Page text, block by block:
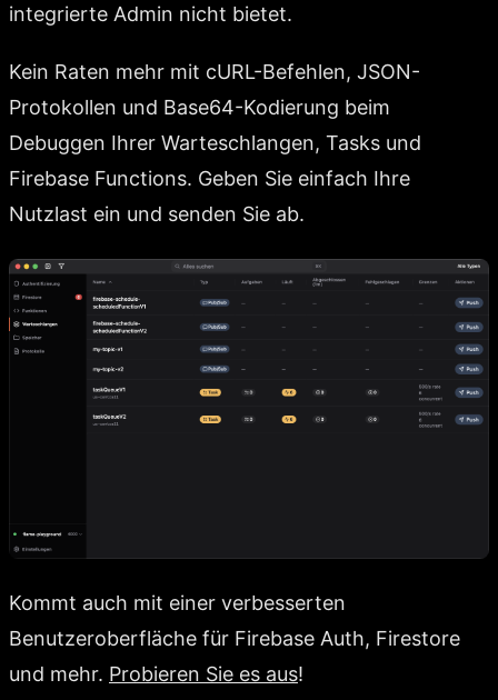
integrierte Admin nicht bietet.
Kein Raten mehr mit cURL-Befehlen, JSON-
Protokollen und Base64-Kodierung beim
Debuggen Ihrer Warteschlangen, Tasks und
Firebase Functions. Geben Sie einfach Ihre
Nutzlast ein und senden Sie ab.
Kommt auch mit einer verbesserten
Benutzeroberfläche für Firebase Auth, Firestore
und mehr. Probieren Sie es aus!